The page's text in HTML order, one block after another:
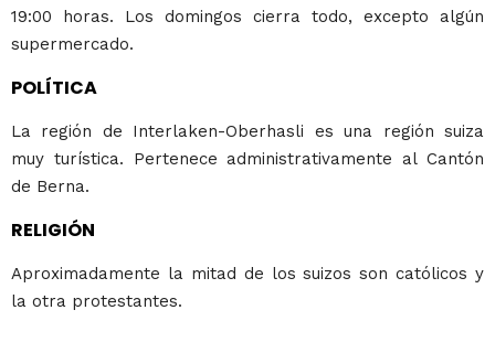
19:00 horas. Los domingos cierra todo, excepto algún
supermercado.
POLÍTICA
La región de Interlaken-Oberhasli es una región suiza
muy turística. Pertenece administrativamente al Cantón
de Berna.
RELIGIÓN
Aproximadamente la mitad de los suizos son católicos y
la otra protestantes.